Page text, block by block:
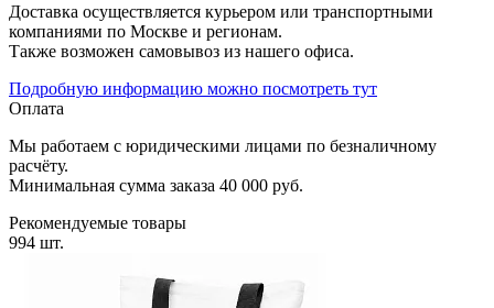
Доставка осуществляется курьером или транспортными
компаниями по Москве и регионам.
Также возможен самовывоз из нашего офиса.
Подробную информацию можно посмотреть тут
Оплата
Мы работаем с юридическими лицами по безналичному
расчёту.
Минимальная сумма заказа 40 000 руб.
Рекомендуемые товары
994 шт.